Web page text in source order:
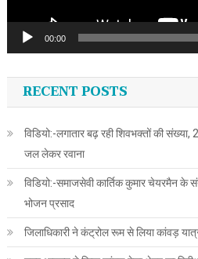
00:00
RECENT POSTS
विडियो:-लगातार बढ़ रही शिवभक्तों की
जल लेकर रवाना
विडियो:-समाजसेवी कार्तिक कुमार चेयरमैन के
भोजन प्रसाद
जिलाधिकारी ने कंट्रोल रूम से लिया कांवड़